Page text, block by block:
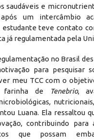
saudáveis e
um intercâmbio
estudante teve contato
já regulamentada pela
no Brasil
para pesquisar
meu TCC com o
farinha de
Tenebrio,
Luana. Ela ressaltou
contribuindo para
que possam